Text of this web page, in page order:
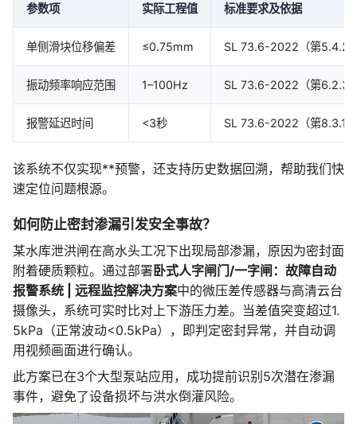
参数项 实际工程值 标准要求及依据
单侧滑块位移偏差 ≤0.75mm SL 73.6-2022（第5.4.2
振动频率响应范围 1–100Hz SL 73.6-2022（第6.2.3
报警延迟时间 <3秒 SL 73.6-2022（第8.3.1
该系统不仅实现**预警，还支持历史数据回溯，帮助我们快
速定位问题根源。
如何防止密封渗漏引发安全事故？
某水库泄洪闸在高水头工况下出现局部渗漏，原因为密封面
附着硬质颗粒。通过部署卧式人字闸门/一字闸：故障自动
报警系统 | 远程监控解决方案中的微压差传感器与高清云台
摄像头，系统可实时比对上下游压力差。当差值突变超过1.
5kPa（正常波动<0.5kPa），即判定密封异常，并自动调
用视频画面进行确认。
此方案已在3个大型泵站应用，成功提前识别5次潜在渗漏
事件，避免了设备损坏与洪水倒灌风险。